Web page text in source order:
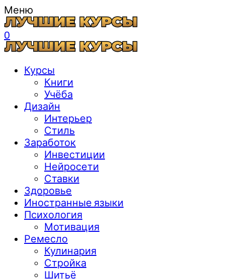
Меню
0
Курсы
Книги
Учёба
Дизайн
Интерьер
Стиль
Заработок
Инвестиции
Нейросети
Ставки
Здоровье
Иностранные языки
Психология
Мотивация
Ремесло
Кулинария
Стройка
Шитьё